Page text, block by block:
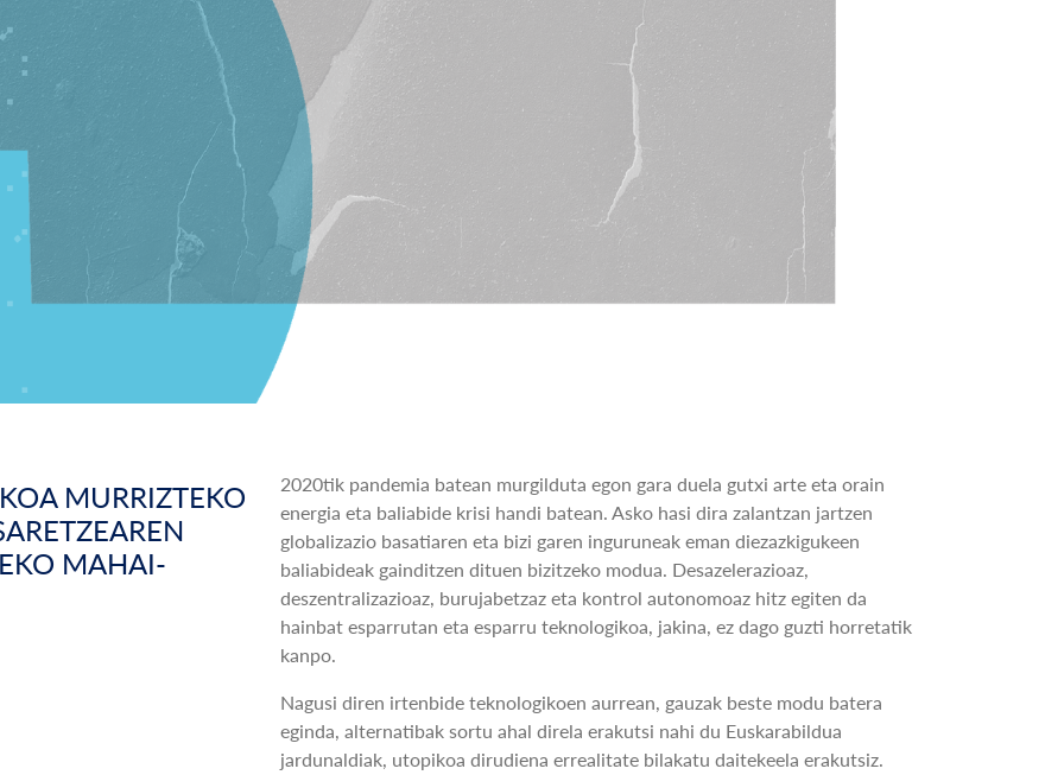
MURRIZTEKO
MAHAI-
2020tik pandemia batean murgilduta egon gara duela gutxi arte eta orain
energia eta baliabide krisi handi batean. Asko hasi dira zalantzan jartzen
globalizazio basatiaren eta bizi garen inguruneak eman diezazkigukeen
baliabideak gainditzen dituen bizitzeko modua. Desazelerazioaz,
deszentralizazioaz, burujabetzaz eta kontrol autonomoaz hitz egiten da
hainbat esparrutan eta esparru teknologikoa, jakina, ez dago guzti horretatik
kanpo.
Nagusi diren irtenbide teknologikoen aurrean, gauzak beste modu batera
eginda, alternatibak sortu ahal direla erakutsi nahi du Euskarabildua
jardunaldiak, utopikoa dirudiena errealitate bilakatu daitekeela erakutsiz.